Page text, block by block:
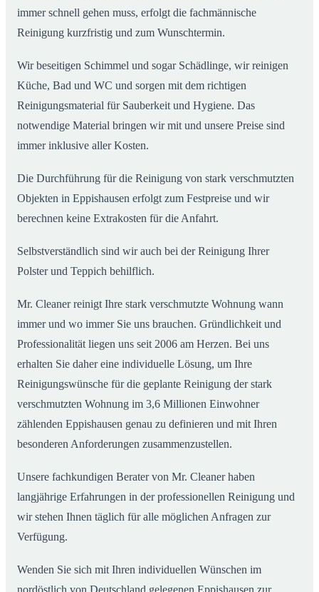
immer schnell gehen muss, erfolgt die fachmännische
Reinigung kurzfristig und zum Wunschtermin.
Wir beseitigen Schimmel und sogar Schädlinge, wir reinigen
Küche, Bad und WC und sorgen mit dem richtigen
Reinigungsmaterial für Sauberkeit und Hygiene. Das
notwendige Material bringen wir mit und unsere Preise sind
immer inklusive aller Kosten.
Die Durchführung für die Reinigung von stark verschmutzten
Objekten in Eppishausen erfolgt zum Festpreise und wir
berechnen keine Extrakosten für die Anfahrt.
Selbstverständlich sind wir auch bei der Reinigung Ihrer
Polster und Teppich behilflich.
Mr. Cleaner reinigt Ihre stark verschmutzte Wohnung wann
immer und wo immer Sie uns brauchen. Gründlichkeit und
Professionalität liegen uns seit 2006 am Herzen. Bei uns
erhalten Sie daher eine individuelle Lösung, um Ihre
Reinigungswünsche für die geplante Reinigung der stark
verschmutzten Wohnung im 3,6 Millionen Einwohner
zählenden Eppishausen genau zu definieren und mit Ihren
besonderen Anforderungen zusammenzustellen.
Unsere fachkundigen Berater von Mr. Cleaner haben
langjährige Erfahrungen in der professionellen Reinigung und
wir stehen Ihnen täglich für alle möglichen Anfragen zur
Verfügung.
Wenden Sie sich mit Ihren individuellen Wünschen im